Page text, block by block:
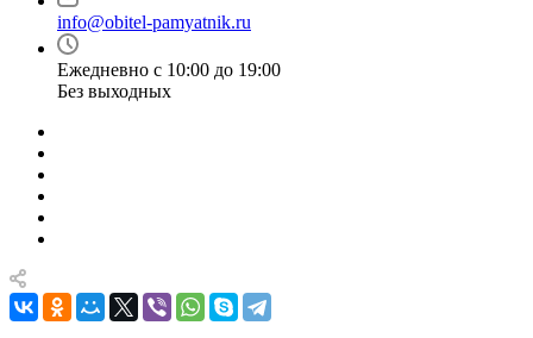
info@obitel-pamyatnik.ru
Ежедневно с 10:00 до 19:00
Без выходных